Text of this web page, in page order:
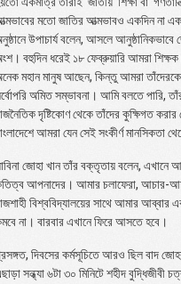
মতো জাতির আত্মভাবও একদিন না
উপাচার্য বলেন, আসলে
বহুদিন ধরেই ১৮ ফেব্রুয়ারি আমরা
মহান মানুষ আছেন, কিন্তু আমরা তাঁদেরকে
অমিত সম্ভাবনা। আমি বলতে
দৃষ্টিকোণ থেকে তাঁদের কুক্ষিগত করার
আমরা যেন সেই সংকীর্ণ মানসিকতা
জোহা খান তাঁর বক্তৃতায় বলেন, এখানে
আপনাদের। আমার চলাফেরা, আচার-
বিশ্ববিদ্যালয়ের সাথে আমার
না। বারবার এখানে ফিরে আসতে হবে।
দিবসের কর্মসূচিতে আরও ছিল বাদ
সন্ধ্যা ৬টা ৩০ মিনিটে শহীদ বুদ্ধিজীবী